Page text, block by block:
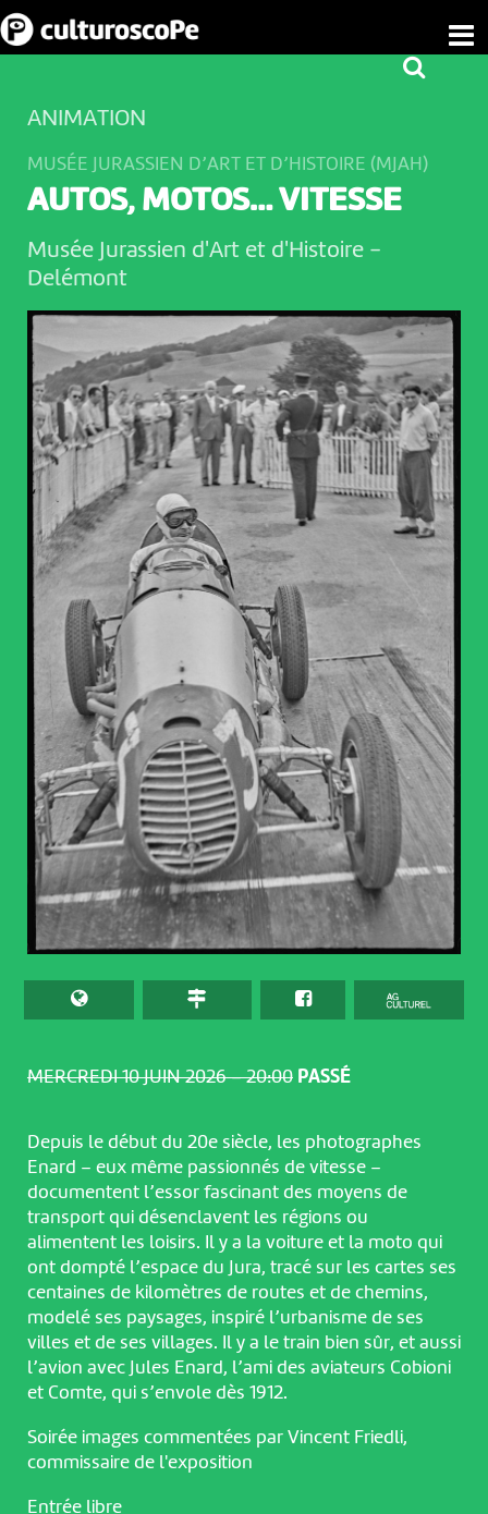
MERCREDI 10 JUIN 2026 – 20:00 PASSÉ
ANIMATION
MUSÉE JURASSIEN D’ART ET D’HISTOIRE (MJAH)
AUTOS, MOTOS… VITESSE
Musée Jurassien d'Art et d'Histoire -
Delémont
Depuis le début du 20e siècle, les photographes
Enard – eux même passionnés de vitesse –
documentent l’essor fascinant des moyens de
transport qui désenclavent les régions ou
alimentent les loisirs. Il y a la voiture et la moto qui
ont dompté l’espace du Jura, tracé sur les cartes ses
centaines de kilomètres de routes et de chemins,
modelé ses paysages, inspiré l’urbanisme de ses
villes et de ses villages. Il y a le train bien sûr, et aussi
l’avion avec Jules Enard, l’ami des aviateurs Cobioni
et Comte, qui s’envole dès 1912.
Soirée images commentées par Vincent Friedli,
commissaire de l'exposition
Entrée libre